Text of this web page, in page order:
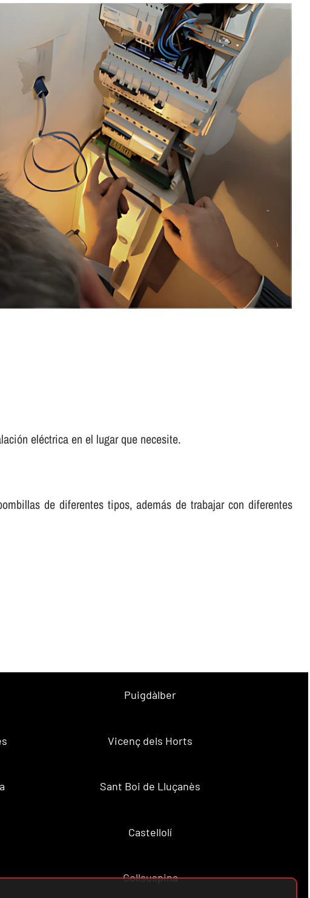
eléctrica en el lugar que necesite.
de diferentes tipos, además de trabajar con diferentes
Puigdàlber
Vicenç dels Horts
Sant Boi de Lluçanès
Castellolí
Collsuspina